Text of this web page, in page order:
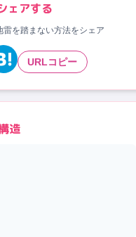
ェアする
雷を踏まない方法をシェア
URLコピー
造